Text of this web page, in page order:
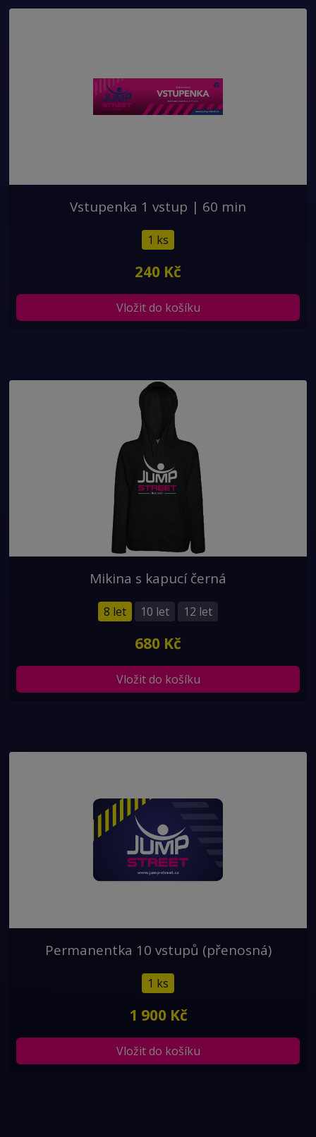
Vstupenka 1 vstup | 60 min
1 ks
240 Kč
Vložit do košíku
Mikina s kapucí černá
8 let 10 let 12 let
680 Kč
Vložit do košíku
Permanentka 10 vstupů (přenosná)
1 ks
1 900 Kč
Vložit do košíku